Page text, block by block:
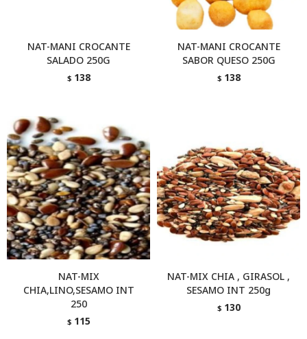
NAT-MANI CROCANTE
SALADO 250G
$ 138
NAT-MANI CROCANTE
SABOR QUESO 250G
$ 138
NAT-MIX
CHIA,LINO,SESAMO INT
250
$ 115
NAT-MIX CHIA , GIRASOL ,
SESAMO INT 250g
$ 130